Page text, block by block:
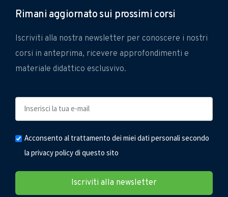
Rimani aggiornato sui prossimi corsi
Iscriviti alla nostra newsletter per conoscere i nostri
corsi in anteprima, ricevere approfondimenti e
materiale didattico esclusvivo.
Acconsento al trattamento dei miei dati personali secondo
la privacy policy di questo sito
Iscriviti alla newsletter